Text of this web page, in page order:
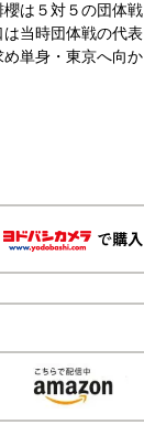
は５対５の団体戦
当時団体戦の代表
単身・東京へ向か